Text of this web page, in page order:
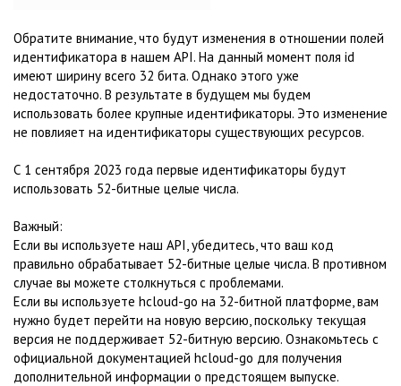
Обратите внимание, что будут изменения в отношении полей
идентификатора в нашем API. На данный момент поля id
имеют ширину всего 32 бита. Однако этого уже
недостаточно. В результате в будущем мы будем
использовать более крупные идентификаторы. Это изменение
не повлияет на идентификаторы существующих ресурсов.
С 1 сентября 2023 года первые идентификаторы будут
использовать 52-битные целые числа.
Важный:
Если вы используете наш API, убедитесь, что ваш код
правильно обрабатывает 52-битные целые числа. В противном
случае вы можете столкнуться с проблемами.
Если вы используете hcloud-go на 32-битной платформе, вам
нужно будет перейти на новую версию, поскольку текущая
версия не поддерживает 52-битную версию. Ознакомьтесь с
официальной документацией hcloud-go для получения
дополнительной информации о предстоящем выпуске.